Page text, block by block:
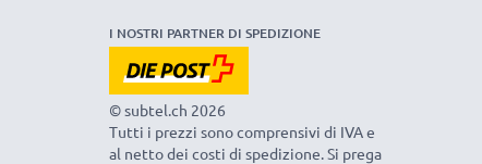
I NOSTRI PARTNER DI SPEDIZIONE
© subtel.ch 2026
Tutti i prezzi sono comprensivi di IVA e
al netto dei costi di spedizione. Si prega